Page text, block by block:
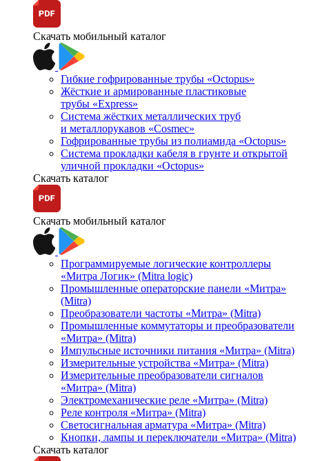
Скачать мобильный каталог
Гибкие гофрированные трубы «Octopus»
Жёсткие и армированные пластиковые
трубы «Express»
Система жёстких металлических труб
и металлорукавов «Cosmec»
Гофрированные трубы из полиамида «Octopus»
Система прокладки кабеля в грунте и открытой
уличной прокладки «Octopus»
Скачать каталог
Скачать мобильный каталог
Программируемые логические контроллеры
«Митра Логик» (Mitra logic)
Промышленные операторские панели «Митра»
(Mitra)
Преобразователи частоты «Митра» (Mitra)
Промышленные коммутаторы и преобразователи
«Митра» (Mitra)
Импульсные источники питания «Митра» (Mitra)
Измерительные устройства «Митра» (Mitra)
Измерительные преобразователи сигналов
«Митра» (Mitra)
Электромеханические реле «Митра» (Mitra)
Реле контроля «Митра» (Mitra)
Светосигнальная арматура «Митра» (Mitra)
Кнопки, лампы и переключатели «Митра» (Mitra)
Скачать каталог